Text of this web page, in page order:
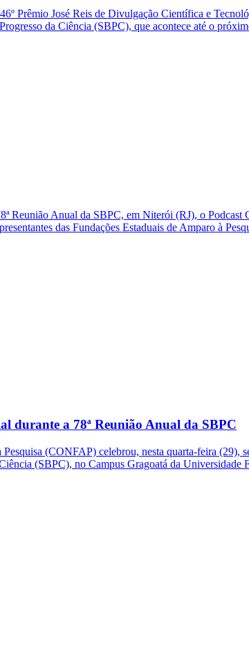
Prêmio José Reis de Divulgação Científica e
da Ciência (SBPC), que acontece até o
Reunião Anual da SBPC, em Niterói (RJ), o
das Fundações Estaduais de Amparo à
durante a 78ª Reunião Anual da SBPC
(CONFAP) celebrou, nesta quarta-feira (29),
(SBPC), no Campus Gragoatá da